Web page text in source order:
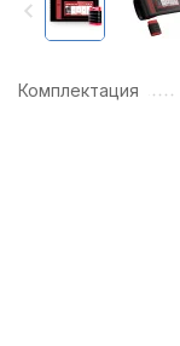
Комплектация